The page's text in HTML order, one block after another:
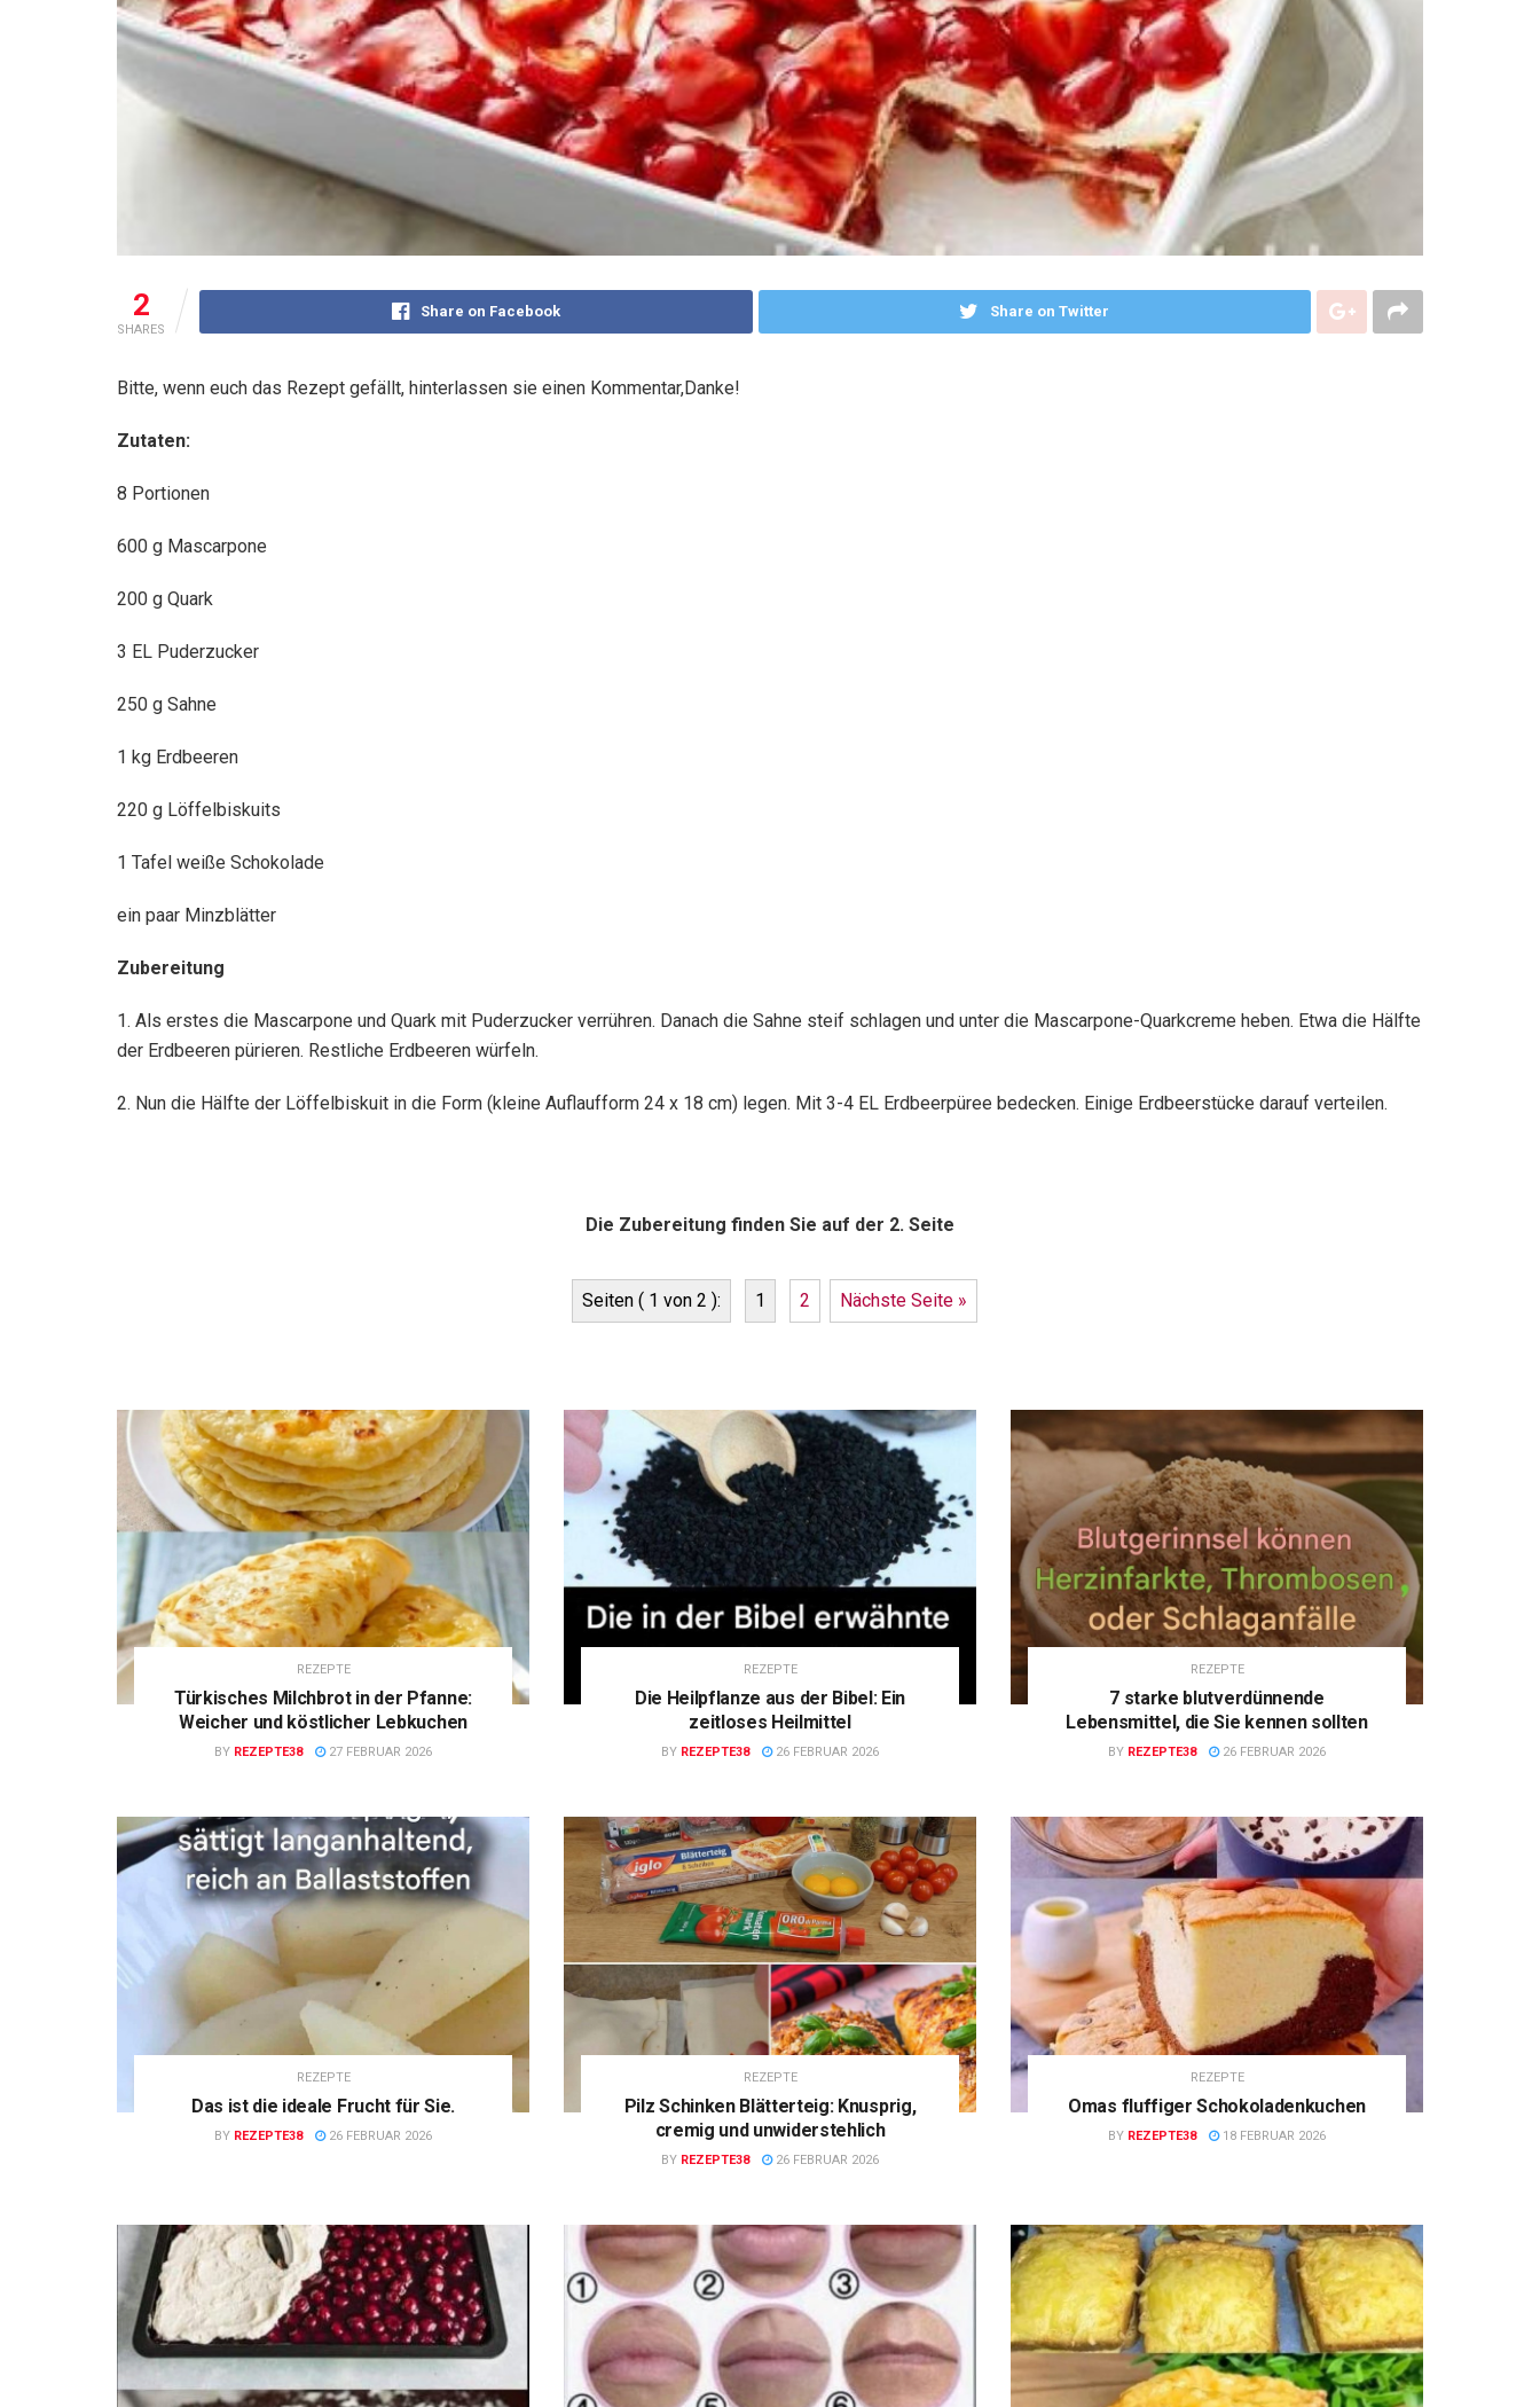
2
SHARES
Share on Facebook Share on Twitter
Bitte, wenn euch das Rezept gefällt, hinterlassen sie einen Kommentar,Danke!
Zutaten:
8 Portionen
600 g Mascarpone
200 g Quark
3 EL Puderzucker
250 g Sahne
1 kg Erdbeeren
220 g Löffelbiskuits
1 Tafel weiße Schokolade
ein paar Minzblätter
Zubereitung
1. Als erstes die Mascarpone und Quark mit Puderzucker verrühren. Danach die Sahne steif schlagen und unter die Mascarpone-Quarkcreme heben. Etwa die Hälfte
der Erdbeeren pürieren. Restliche Erdbeeren würfeln.
2. Nun die Hälfte der Löffelbiskuit in die Form (kleine Auflaufform 24 x 18 cm) legen. Mit 3-4 EL Erdbeerpüree bedecken. Einige Erdbeerstücke darauf verteilen.
Die Zubereitung finden Sie auf der 2. Seite
Seiten ( 1 von 2 ): 1 2 Nächste Seite »
REZEPTE
Türkisches Milchbrot in der Pfanne:
Weicher und köstlicher Lebkuchen
BY REZEPTE38 27 FEBRUAR 2026
REZEPTE
Die Heilpflanze aus der Bibel: Ein
zeitloses Heilmittel
BY REZEPTE38 26 FEBRUAR 2026
REZEPTE
7 starke blutverdünnende
Lebensmittel, die Sie kennen sollten
BY REZEPTE38 26 FEBRUAR 2026
REZEPTE
Das ist die ideale Frucht für Sie.
BY REZEPTE38 26 FEBRUAR 2026
REZEPTE
Pilz Schinken Blätterteig: Knusprig,
cremig und unwiderstehlich
BY REZEPTE38 26 FEBRUAR 2026
REZEPTE
Omas fluffiger Schokoladenkuchen
BY REZEPTE38 18 FEBRUAR 2026